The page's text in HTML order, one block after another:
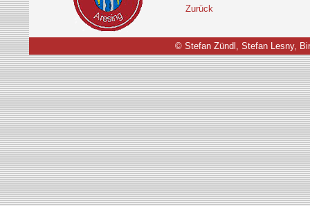
Zurück
© Stefan Zündl, Stefan Lesny,